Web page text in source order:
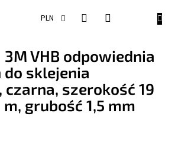
PLN
3M VHB odpowiednia
sklejenia
czarna, szerokość 19
grubość 1,5 mm